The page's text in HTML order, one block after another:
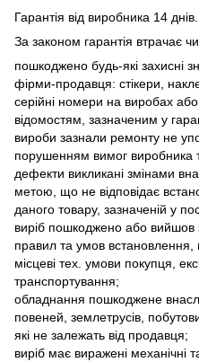
Гарантія від виробника 14 днів.
За законом гарантія втрачає
пошкоджено будь-які захисні
фірми-продавця: стікери,
серійні номери на виробах
відомостям, зазначеним у
вироби зазнали ремонту не
порушенням вимог виробника
дефекти викликані змінами
метою, що не відповідає
даного товару, зазначеній у
виріб пошкоджено або вийшов
правил та умов встановлення,
місцеві тех. умови покупця,
транспортування;
обладнання пошкоджене
повеней, землетрусів,
які не залежать від продавця;
виріб має виражені механічні